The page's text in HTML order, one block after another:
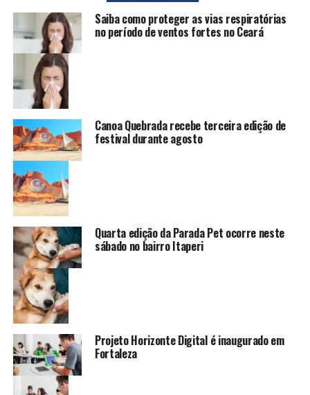
Saiba como proteger as vias respiratórias
no período de ventos fortes no Ceará
Canoa Quebrada recebe terceira edição de
festival durante agosto
Quarta edição da Parada Pet ocorre neste
sábado no bairro Itaperi
Projeto Horizonte Digital é inaugurado em
Fortaleza